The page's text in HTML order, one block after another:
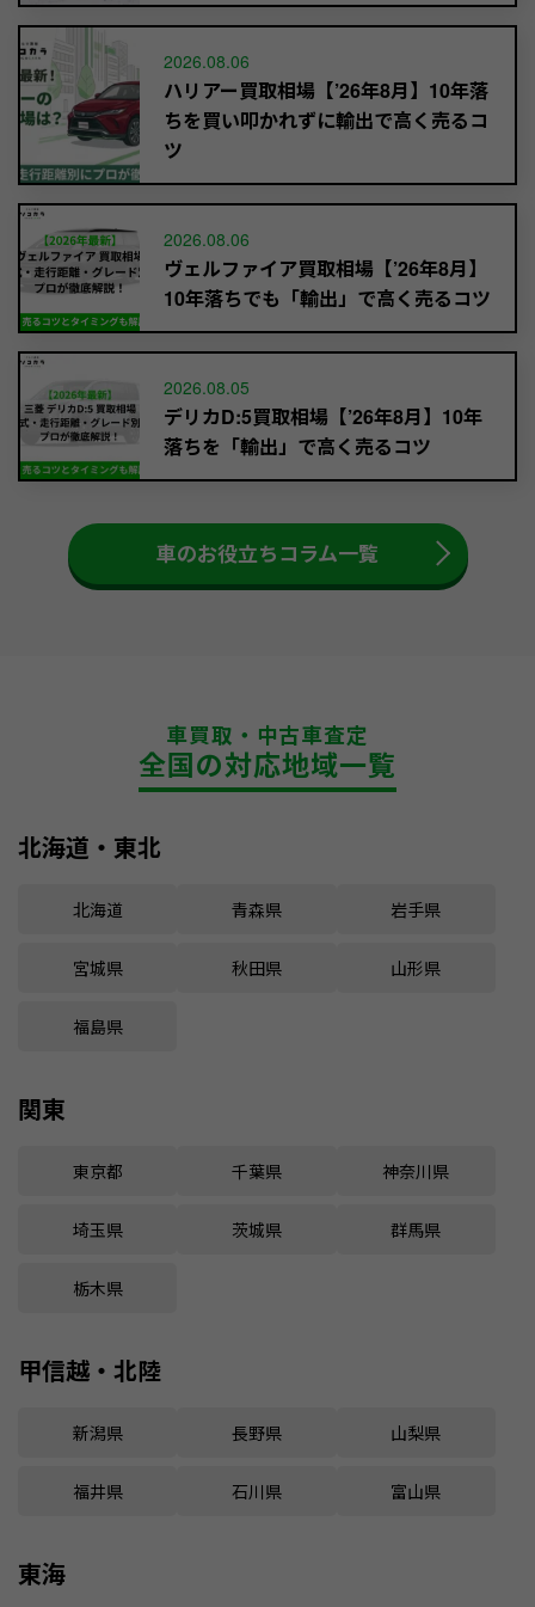
2026.08.06
ハリアー買取相場【’26年8月】10年落
ちを買い叩かれずに輸出で高く売るコ
ツ
2026.08.06
ヴェルファイア買取相場【’26年8月】
10年落ちでも「輸出」で高く売るコツ
2026.08.05
デリカD:5買取相場【’26年8月】10年
落ちを「輸出」で高く売るコツ
車のお役立ちコラム一覧
車買取・中古車査定
全国の対応地域一覧
北海道・東北
北海道 青森県 岩手県
宮城県 秋田県 山形県
福島県
関東
東京都 千葉県 神奈川県
埼玉県 茨城県 群馬県
栃木県
甲信越・北陸
新潟県 長野県 山梨県
福井県 石川県 富山県
東海